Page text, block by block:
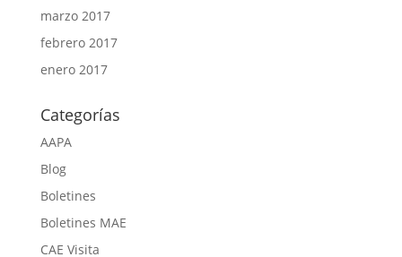
marzo 2017
febrero 2017
enero 2017
Categorías
AAPA
Blog
Boletines
Boletines MAE
CAE Visita